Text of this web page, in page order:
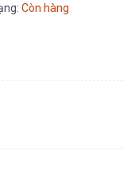
Còn hàng